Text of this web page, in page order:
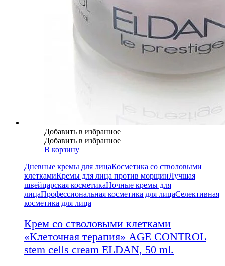
Добавить в избранное
Добавить в избранное
В корзину
Дневные кремы для лицаКосметика со стволовыми
клеткамиКремы для лица против морщинЛучшая
швейцарская косметикаНочные кремы для
лицаПрофессиональная косметика для лицаСелективная
косметика для лица
Крем со стволовыми клетками
«Клеточная терапия» AGE CONTROL
stem cells cream ELDAN, 50 ml.